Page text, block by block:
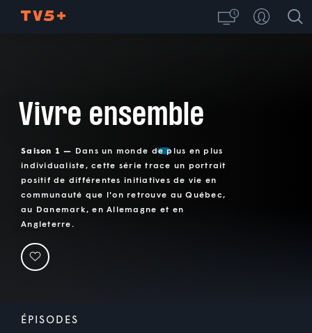
Vivre ensemble
Saison 1 — Dans un monde de plus en plus
individualiste, cette série trace un portrait
positif de différentes initiatives de vie en
communauté que l'on retrouve au Québec,
au Danemark, en Allemagne et en
Angleterre.
ÉPISODES